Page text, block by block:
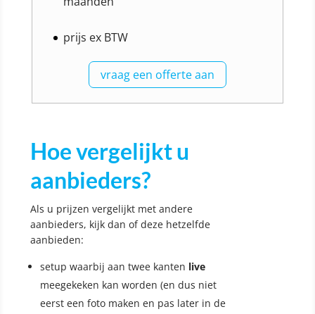
prijs ex BTW
vraag een offerte aan
Hoe vergelijkt u
aanbieders?
Als u prijzen vergelijkt met andere
aanbieders, kijk dan of deze hetzelfde
aanbieden:
setup waarbij aan twee kanten live
meegekeken kan worden (en dus niet
eerst een foto maken en pas later in de